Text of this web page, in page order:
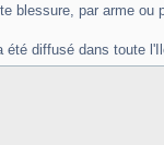
blessure, par arme ou
diffusé dans toute